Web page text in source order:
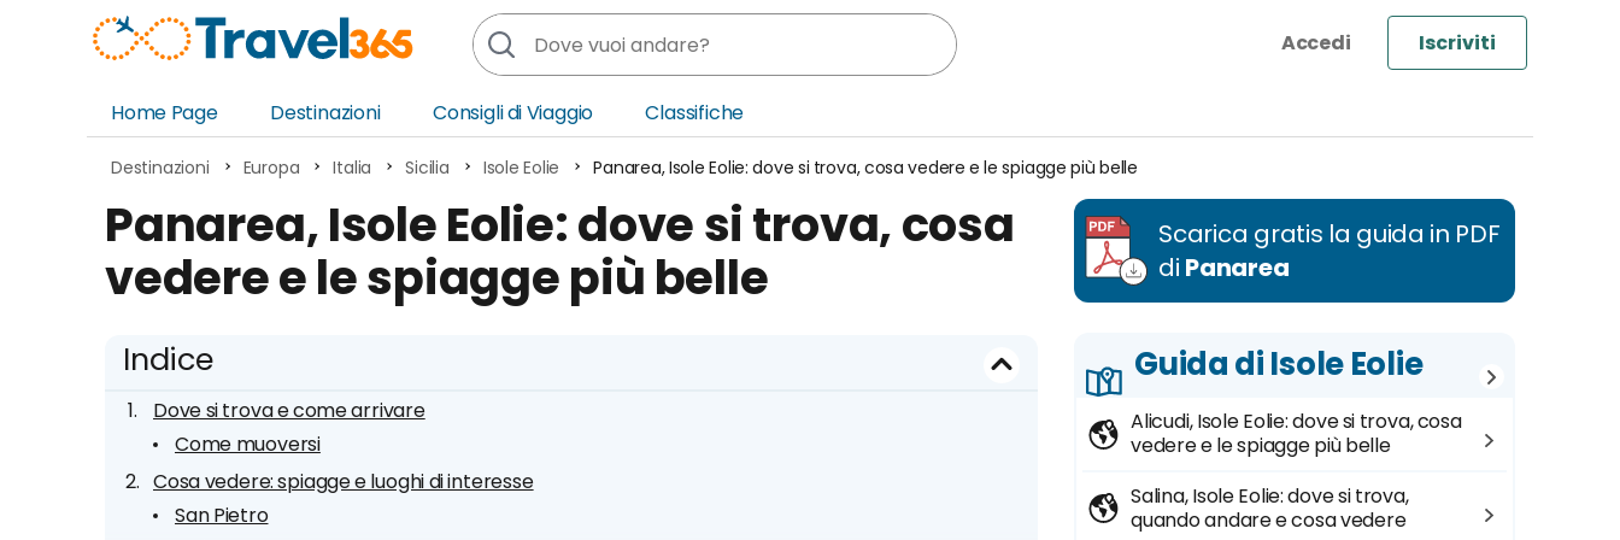
Iscriviti
Home Page
Destinazioni
Asia
Oceania
Nord America
America Centrale
Sud America
Medio Oriente
Consigli di Viaggio Classifiche
Destinazioni Europa Italia Sicilia Isole Eolie Panarea, Isole Eolie: dove si trova, cosa vedere e le spiagge più belle
Panarea, Isole Eolie: dove si trova, cosa
vedere e le spiagge più belle
Indice
Dove si trova e come arrivare
Come muoversi
Cosa vedere: spiagge e luoghi di interesse
San Pietro
Scarica gratis la guida in PDF
di Panarea
Guida di Isole Eolie
Alicudi, Isole Eolie: dove si trova, cosa
vedere e le spiagge più belle
Salina, Isole Eolie: dove si trova,
quando andare e cosa vedere